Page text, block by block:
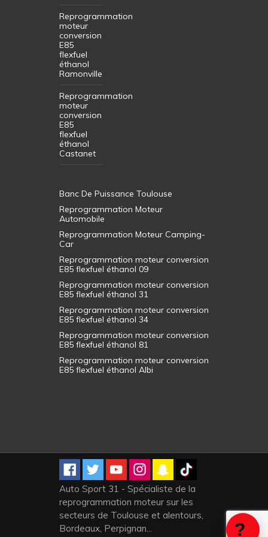
Reprogrammation
moteur
conversion
E85
flexfuel
éthanol
Ramonville
Reprogrammation
moteur
conversion
E85
flexfuel
éthanol
Castanet
Banc De Puissance Toulouse
Reprogrammation Moteur
Automobile
Reprogrammation Moteur Camping-
Car
Reprogrammation moteur conversion
E85 flexfuel éthanol 09
Reprogrammation moteur conversion
E85 flexfuel éthanol 31
Reprogrammation moteur conversion
E85 flexfuel éthanol 34
Reprogrammation moteur conversion
E85 flexfuel éthanol 81
Reprogrammation moteur conversion
E85 flexfuel éthanol Albi
Auto Sport 31 - Spécialiste de la
reprogrammation moteur sur les
secteurs de Toulouse et alentours,
Bordeaux, Perpignan...